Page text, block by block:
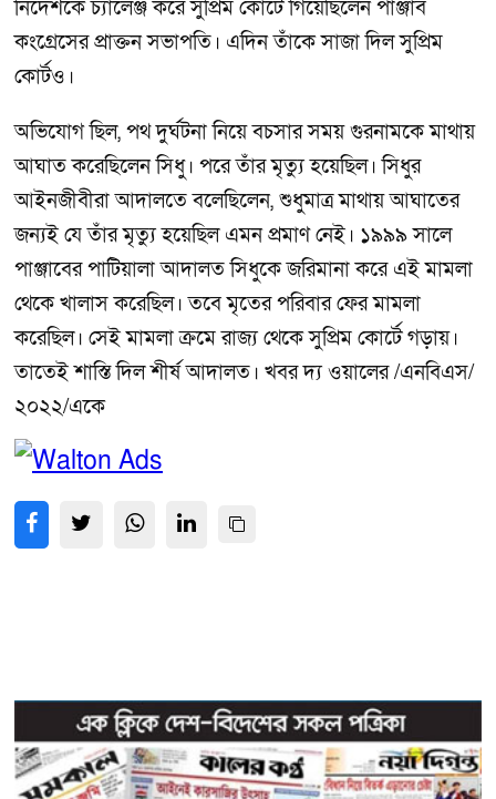
নির্দেশকে চ্যালেঞ্জ করে সুপ্রিম কোর্টে গিয়েছিলেন পাঞ্জাব
কংগ্রেসের প্রাক্তন সভাপতি। এদিন তাঁকে সাজা দিল সুপ্রিম
কোর্টও।
অভিযোগ ছিল, পথ দুর্ঘটনা নিয়ে বচসার সময় গুরনামকে মাথায়
আঘাত করেছিলেন সিধু। পরে তাঁর মৃত্যু হয়েছিল। সিধুর
আইনজীবীরা আদালতে বলেছিলেন, শুধুমাত্র মাথায় আঘাতের
জন্যই যে তাঁর মৃত্যু হয়েছিল এমন প্রমাণ নেই। ১৯৯৯ সালে
পাঞ্জাবের পাটিয়ালা আদালত সিধুকে জরিমানা করে এই মামলা
থেকে খালাস করেছিল। তবে মৃতের পরিবার ফের মামলা
করেছিল। সেই মামলা ক্রমে রাজ্য থেকে সুপ্রিম কোর্টে গড়ায়।
তাতেই শাস্তি দিল শীর্ষ আদালত। খবর দ্য ওয়ালের /এনবিএস/
২০২২/একে